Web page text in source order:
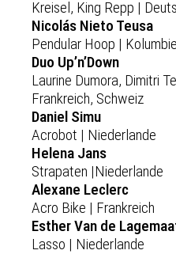
Kreisel, King Repp |
Nicolás Nieto Teusa
Pendular Hoop |
Duo Up’n’Down
Laurine Dumora, Dimitri
Frankreich, Schweiz
Daniel Simu
Acrobot | Niederlande
Helena Jans
Strapaten |Niederlande
Alexane Leclerc
Acro Bike | Frankreich
Esther Van de
Lasso | Niederlande